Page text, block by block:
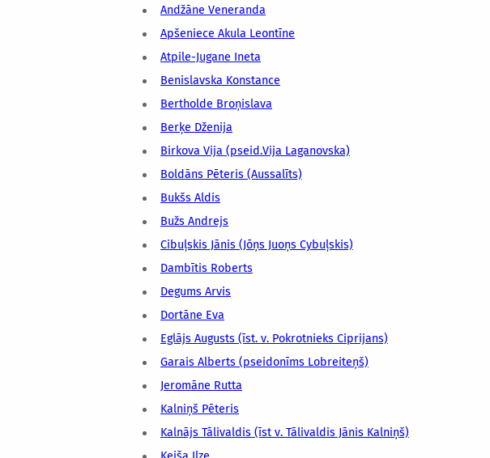
Andžāne Veneranda
Apšeniece Akula Leontīne
Atpile-Jugane Ineta
Benislavska Konstance
Bertholde Broņislava
Berķe Dženija
Birkova Vija (pseid.Vija Laganovska)
Boldāns Pēteris (Aussalīts)
Bukšs Aldis
Bužs Andrejs
Cibuļskis Jānis (Jōņs Juoņs Cybuļskis)
Dambītis Roberts
Degums Arvis
Dortāne Eva
Eglājs Augusts (īst. v. Pokrotnieks Ciprijans)
Garais Alberts (pseidonīms Lobreiteņš)
Jeromāne Rutta
Kalniņš Pēteris
Kalnājs Tālivaldis (īst v. Tālivaldis Jānis Kalniņš)